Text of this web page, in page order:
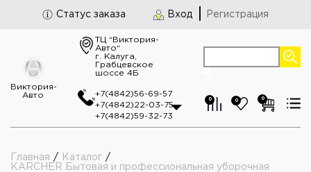
Статус заказа Вход Регистрация
Виктория-
Авто
ТЦ “Виктория-
Авто“
г. Калуга,
Грабцевское
шоссе 4Б
+7(4842)56-69-57
+7(4842)22-03-75
+7(4842)59-32-73
0 0 0
Главная / Каталог /
KARCHER Бытовая и профессиональная уборочная